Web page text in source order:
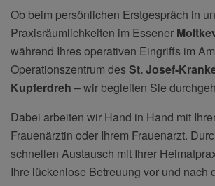
Ob beim persönlichen Erstgespräch in
Praxisräumlichkeiten im Essener
während Ihres operativen Eingriffs im
Operationszentrum desSt. Josef-
Kupferdreh – wir begleiten Sie
Dabei arbeiten wir Hand in Hand mit
Frauenärztin oder Ihrem Frauenarzt.
schnellen Austausch mit Ihrer
Ihre lückenlose Betreuung vor und nach